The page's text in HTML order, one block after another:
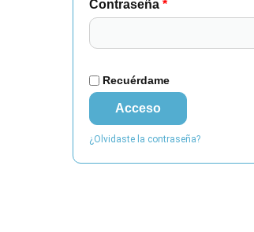
Contraseña *
Recuérdame
Acceso
¿Olvidaste la contraseña?